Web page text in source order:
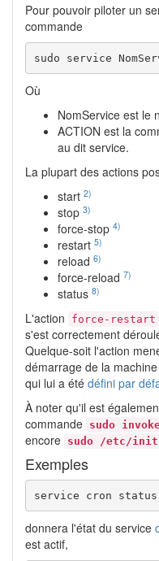
Pour pouvoir piloter un
commande
sudo service
Où
NomService est le
ACTION est la
au dit service.
La plupart des actions
start 2)
stop 3)
force-stop 4)
restart 5)
reload 6)
force-reload 7)
status 8)
L'action force-restart
s'est correctement
Quelque-soit l'action
démarrage de la
qui lui a été défini par
À noter qu'il est
commande sudo
encore sudo /etc/
Exemples
service cron status
donnera l'état du service
est actif,